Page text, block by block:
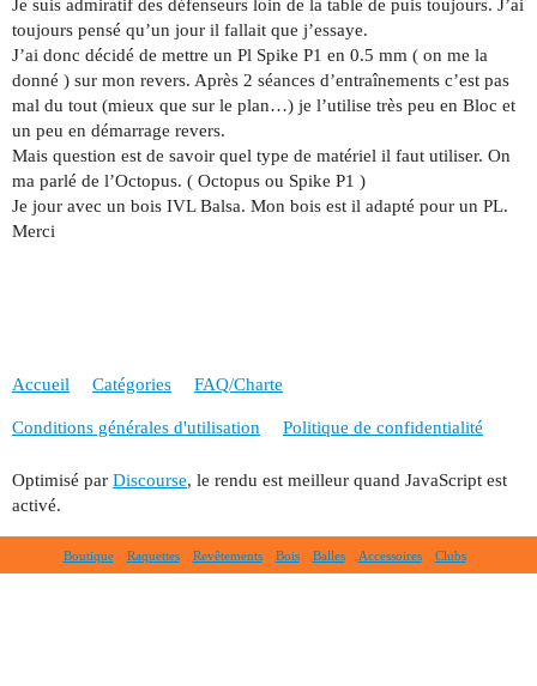
Je suis admiratif des défenseurs loin de la table de puis toujours. J’ai
toujours pensé qu’un jour il fallait que j’essaye.
J’ai donc décidé de mettre un Pl Spike P1 en 0.5 mm ( on me la
donné ) sur mon revers. Après 2 séances d’entraînements c’est pas
mal du tout (mieux que sur le plan…) je l’utilise très peu en Bloc et
un peu en démarrage revers.
Mais question est de savoir quel type de matériel il faut utiliser. On
ma parlé de l’Octopus. ( Octopus ou Spike P1 )
Je jour avec un bois IVL Balsa. Mon bois est il adapté pour un PL.
Merci
Accueil Catégories FAQ/Charte
Conditions générales d'utilisation Politique de confidentialité
Optimisé par Discourse, le rendu est meilleur quand JavaScript est
activé.
Boutique Raquettes Revêtements Bois Balles Accessoires Clubs